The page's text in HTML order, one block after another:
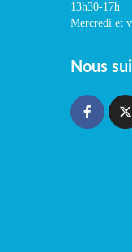
13h30-17h
Mercredi et
Nous